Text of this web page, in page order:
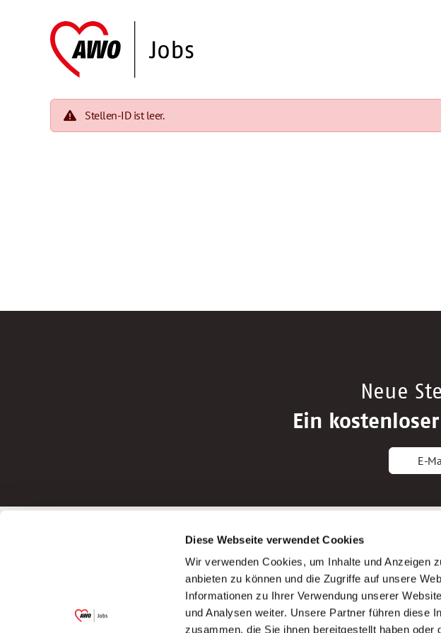
Diese Webseite verwendet Cookies
Wir verwenden Cookies, um Inhalte und Anzeigen
anbieten zu können und die Zugriffe auf unsere
Informationen zu Ihrer Verwendung unserer
und Analysen weiter. Unsere Partner führen diese
zusammen, die Sie ihnen bereitgestellt haben
Stellen-ID ist leer.
Neue
Ein
E-
Garitz Bewirtschaftungsbetriebe GmbH
(Ein Tochterunternehmen des AWO
Bezirksverbandes Unterfranken e.V.)
Bewerbungstipps
Bewerbung als Altenpfleger*in
Bewerbung als Krankenpfleger*in
Bewerbung als Altenpflegehelfer*in
Bewerbung als Erzieher*in